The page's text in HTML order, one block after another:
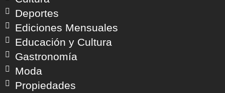
Deportes
Ediciones Mensuales
Educación y Cultura
Gastronomía
Moda
Propiedades